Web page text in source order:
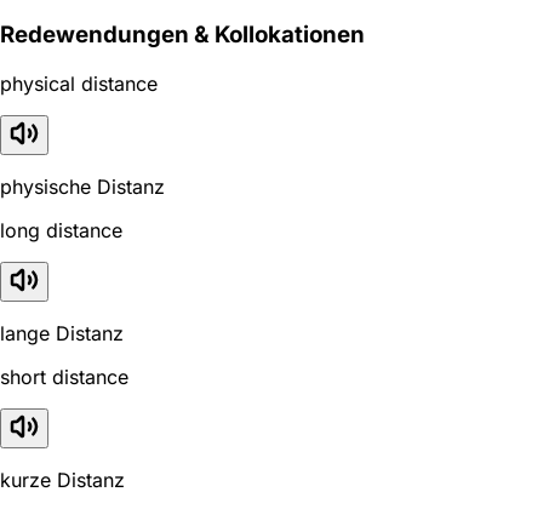
Redewendungen & Kollokationen
physical distance
physische Distanz
long distance
lange Distanz
short distance
kurze Distanz